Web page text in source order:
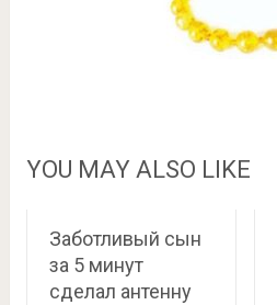
YOU MAY ALSO LIKE
Заботливый сын
за 5 минут
сделал антенну